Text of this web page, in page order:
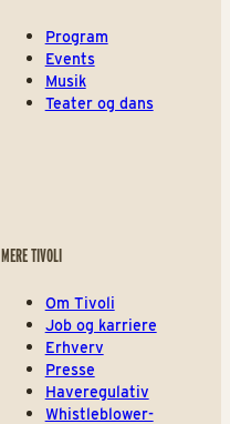
Program
Events
Musik
Teater og dans
MERE TIVOLI
Om Tivoli
Job og karriere
Erhverv
Presse
Haveregulativ
Whistleblower-